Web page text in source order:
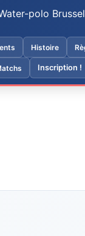
Histoire
Inscription !